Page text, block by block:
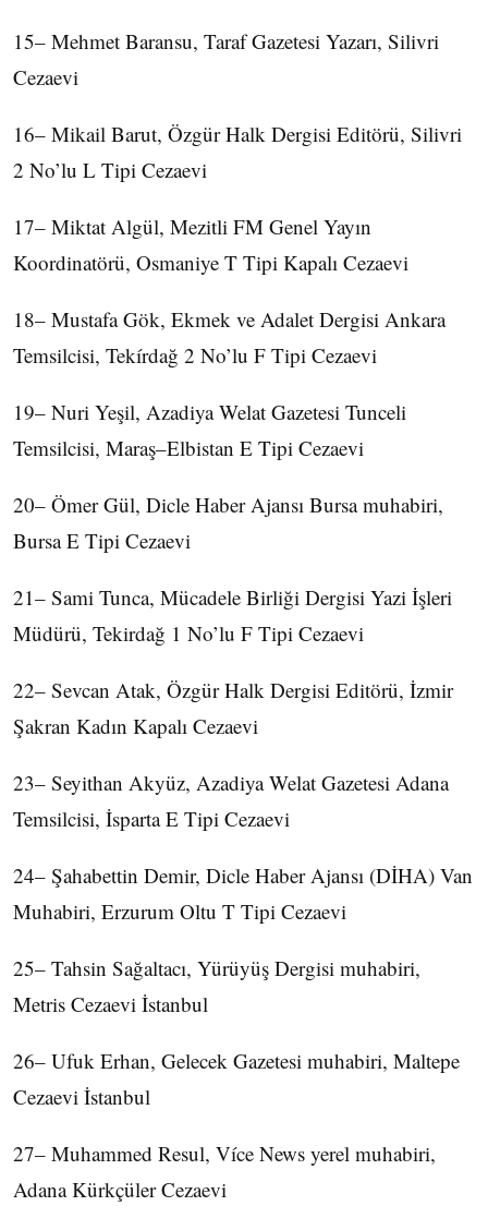
15– Mehmet Baransu, Taraf Gazetesi Yazarı, Silivri
Cezaevi
16– Mikail Barut, Özgür Halk Dergisi Editörü, Silivri
2 No’lu L Tipi Cezaevi
17– Miktat Algül, Mezitli FM Genel Yayın
Koordinatörü, Osmaniye T Tipi Kapalı Cezaevi
18– Mustafa Gök, Ekmek ve Adalet Dergisi Ankara
Temsilcisi, Tekírdağ 2 No’lu F Tipi Cezaevi
19– Nuri Yeşil, Azadiya Welat Gazetesi Tunceli
Temsilcisi, Maraş–Elbistan E Tipi Cezaevi
20– Ömer Gül, Dicle Haber Ajansı Bursa muhabiri,
Bursa E Tipi Cezaevi
21– Sami Tunca, Mücadele Birliği Dergisi Yazi İşleri
Müdürü, Tekirdağ 1 No’lu F Tipi Cezaevi
22– Sevcan Atak, Özgür Halk Dergisi Editörü, İzmir
Şakran Kadın Kapalı Cezaevi
23– Seyithan Akyüz, Azadiya Welat Gazetesi Adana
Temsilcisi, İsparta E Tipi Cezaevi
24– Şahabettin Demir, Dicle Haber Ajansı (DİHA) Van
Muhabiri, Erzurum Oltu T Tipi Cezaevi
25– Tahsin Sağaltacı, Yürüyüş Dergisi muhabiri,
Metris Cezaevi İstanbul
26– Ufuk Erhan, Gelecek Gazetesi muhabiri, Maltepe
Cezaevi İstanbul
27– Muhammed Resul, Více News yerel muhabiri,
Adana Kürkçüler Cezaevi